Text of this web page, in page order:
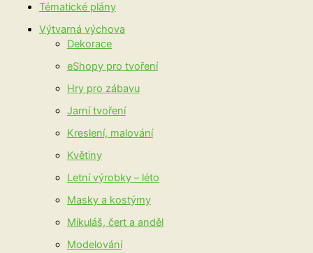
Tématické plány
Výtvarná výchova
Dekorace
eShopy pro tvoření
Hry pro zábavu
Jarní tvoření
Kreslení, malování
Květiny
Letní výrobky – léto
Masky a kostýmy
Mikuláš, čert a anděl
Modelování